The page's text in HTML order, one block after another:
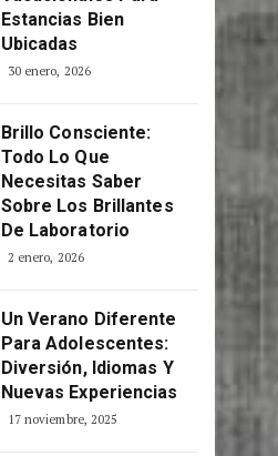
Estancias Bien
Ubicadas
30 enero, 2026
Brillo Consciente:
Todo Lo Que
Necesitas Saber
Sobre Los Brillantes
De Laboratorio
2 enero, 2026
Un Verano Diferente
Para Adolescentes:
Diversión, Idiomas Y
Nuevas Experiencias
17 noviembre, 2025